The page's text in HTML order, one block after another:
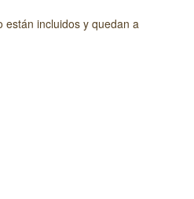
están incluidos y quedan a